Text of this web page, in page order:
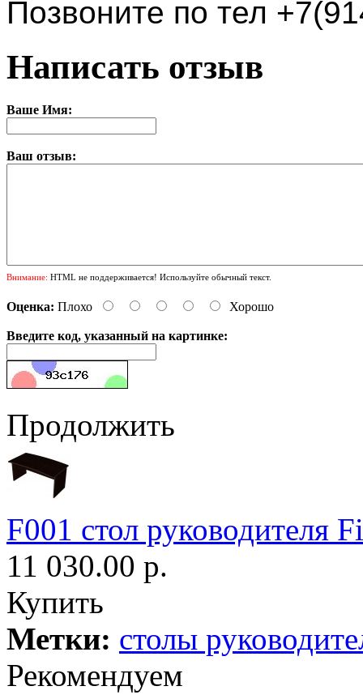
Позвоните по тел
Написать отзыв
Ваше Имя:
Ваш отзыв:
Внимание: HTML не поддерживается! Используйте обычный текст.
Оценка: Плохо Хорошо
Введите код, указанный на картинке:
Продолжить
F001 стол руководителя
11 030.00 р.
Купить
Метки: столы
Рекомендуем